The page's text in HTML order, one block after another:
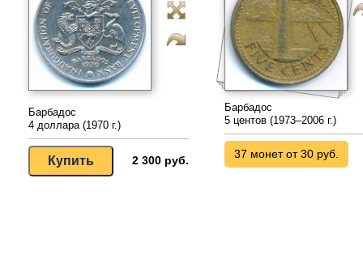
Барбадос
4 доллара (1970 г.)
2 300 руб.
Барбадос
5 центов (1973–2006 г.)
37 монет от 30 руб.